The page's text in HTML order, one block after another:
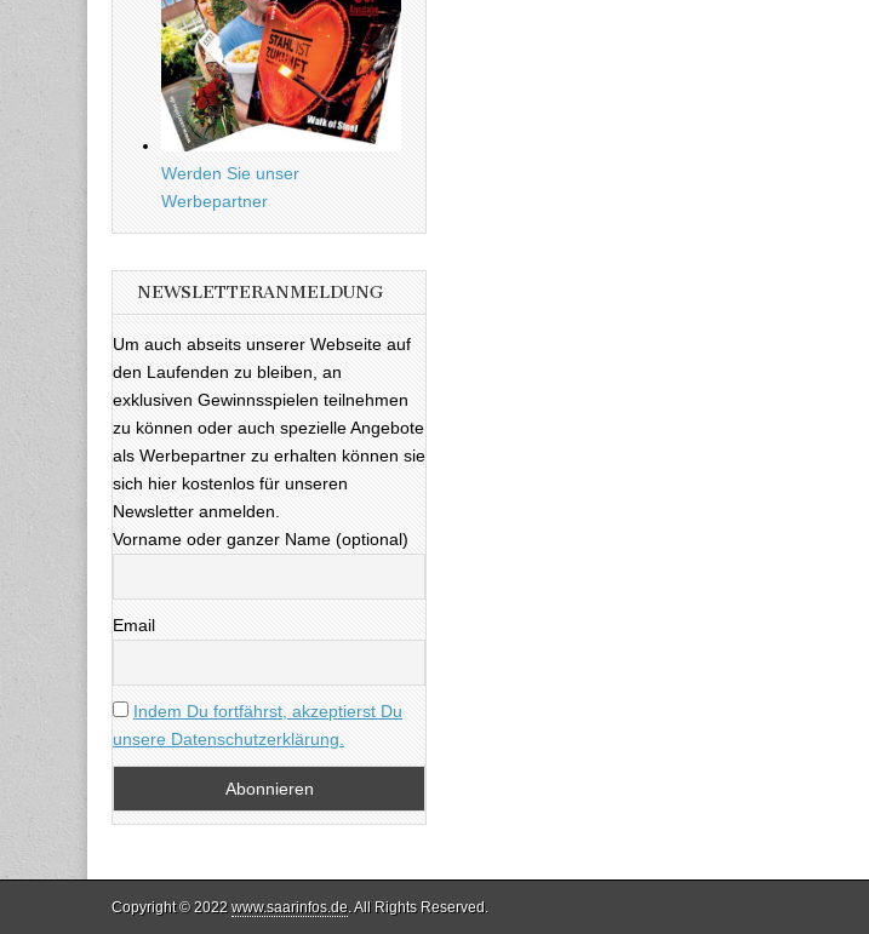
Werden Sie unser
Werbepartner
NEWSLETTERANMELDUNG
Um auch abseits unserer Webseite auf
den Laufenden zu bleiben, an
exklusiven Gewinnsspielen teilnehmen
zu können oder auch spezielle Angebote
als Werbepartner zu erhalten können sie
sich hier kostenlos für unseren
Newsletter anmelden.
Vorname oder ganzer Name (optional)
Email
Indem Du fortfährst, akzeptierst Du
unsere Datenschutzerklärung.
Copyright © 2022 www.saarinfos.de. All Rights Reserved.